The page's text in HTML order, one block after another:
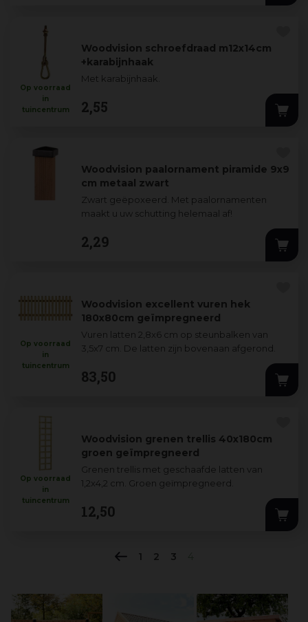
Woodvision schroefdraad m12x14cm
+karabijnhaak
Met karabijnhaak.
Op voorraad
in
tuincentrum
2,55
Woodvision paalornament piramide 9x9
cm metaal zwart
Zwart geëpoxeerd. Met paalornamenten
maakt u uw schutting helemaal af!
2,29
Woodvision excellent vuren hek
180x80cm geïmpregneerd
Vuren latten 2,8x6 cm op steunbalken van
3,5x7 cm. De latten zijn bovenaan afgerond.
Op voorraad
in
tuincentrum
83,50
Woodvision grenen trellis 40x180cm
groen geïmpregneerd
Grenen trellis met geschaafde latten van
1,2x4,2 cm. Groen geïmpregneerd.
Op voorraad
in
tuincentrum
12,50
1 2 3